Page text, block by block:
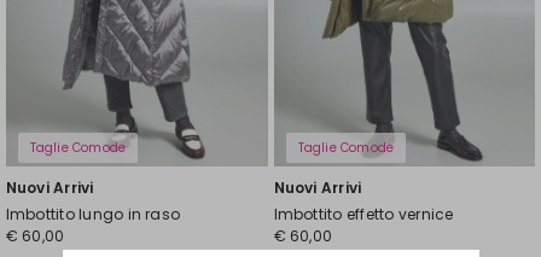
Taglie Comode
Nuovi Arrivi
Imbottito lungo in raso
€ 60,00
Taglie Comode
Nuovi Arrivi
Imbottito effetto vernice
€ 60,00